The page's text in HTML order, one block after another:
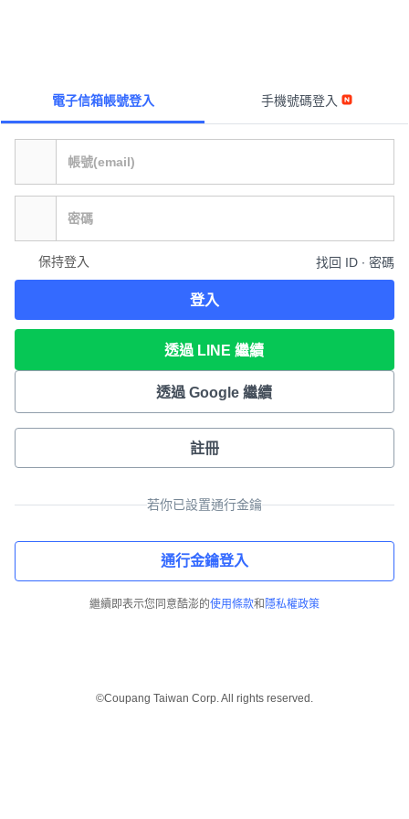
電子信箱帳號登入 手機號碼登入
保持登入 找回 ID ∙ 密碼
登入
透過 LINE 繼續
透過 Google 繼續
註冊
若你已設置通行金鑰
通行金鑰登入
繼續即表示您同意酷澎的使用條款和 隱私權政策
©Coupang Taiwan Corp. All rights reserved.